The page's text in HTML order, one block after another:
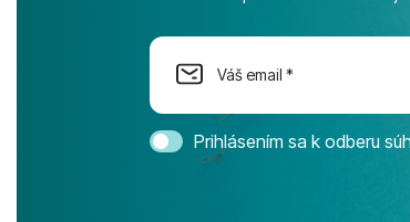
Prihlásením sa k odberu